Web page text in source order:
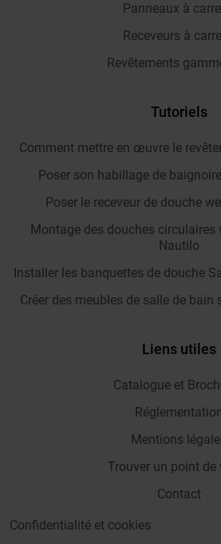
Panneaux à
Receveurs à
Revêtements
Tutoriels
Comment mettre en œuvre le
Poser son habillage de
Poser le receveur de douche
Montage des douches
Nautilo
Installer les banquettes de douche
Créer des meubles de salle de bain
Liens utiles
Catalogue et
Mentions
Trouver un point de
Contact
Confidentialité et cookies